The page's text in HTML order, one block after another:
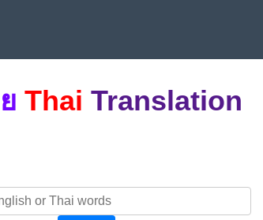
Thai Translation